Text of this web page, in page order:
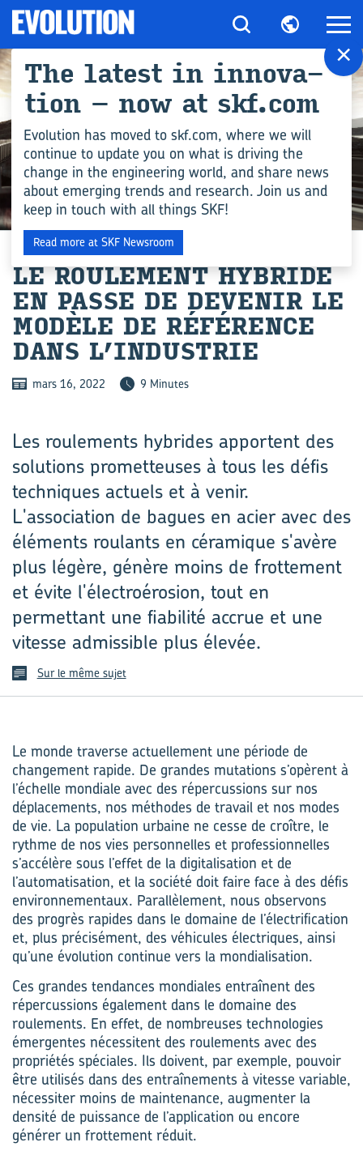
COMPÉTENCES EN INGÉNIERIE
LE ROU­LE­MENT ‍HYBRIDE
EN PASSE DE DE­VE­NIR LE
MO­DÈLE DE RÉ­FÉ­RENCE
DANS L’IN­DUS­TRIE
mars 16, 2022 9 Minutes
Les roulements hybrides apportent des
solutions prometteuses à tous les défis
techniques actuels et à venir.
L'association de bagues en acier avec des
éléments roulants en céramique s'avère
plus légère, génère moins de frottement
et évite l'électroérosion, tout en
permettant une fiabilité accrue et une
vitesse admissible plus élevée.
Sur le même sujet
Le monde traverse actuellement une période de
changement rapide. De grandes mutations s’opèrent à
l’échelle mondiale avec des répercussions sur nos
déplacements, nos méthodes de travail et nos modes
de vie. La population urbaine ne cesse de croître, le
rythme de nos vies personnelles et professionnelles
s’accélère sous l’effet de la digitalisation et de
l’automatisation, et la société doit faire face à des défis
environnementaux. Parallèlement, nous observons
des progrès rapides dans le domaine de l’électrification
et, plus précisément, des véhicules électriques, ainsi
qu’une évolution continue vers la mondialisation.
Ces grandes tendances mondiales entraînent des
répercussions également dans le domaine des
roulements. En effet, de nombreuses technologies
émergentes nécessitent des roulements avec des
propriétés spéciales. Ils doivent, par exemple, pouvoir
être utilisés dans des entraînements à vitesse variable,
nécessiter moins de maintenance, augmenter la
densité de puissance de l’application ou encore
générer un frottement réduit.
×
The la­test in in­no­va­
tion – now at skf.com
Evolution has moved to skf.com, where we will
continue to update you on what is driving the
change in the engineering world, and share news
about emerging trends and research. Join us and
keep in touch with all things SKF!
Read more at SKF Newsroom